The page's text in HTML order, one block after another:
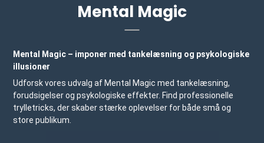
Mental Magic
Mental Magic – imponer med tankelæsning og psykologiske
illusioner
Udforsk vores udvalg af Mental Magic med tankelæsning,
forudsigelser og psykologiske effekter. Find professionelle
trylletricks, der skaber stærke oplevelser for både små og
store publikum.